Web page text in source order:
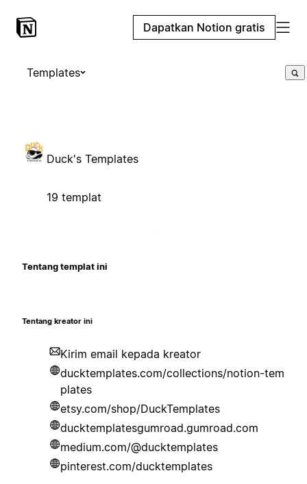
Dapatkan Notion gratis
Templates
Duck's Templates
19 templat
Tentang templat ini
Tentang kreator ini
Kirim email kepada kreator
ducktemplates.com/collections/notion-tem
plates
etsy.com/shop/DuckTemplates
ducktemplatesgumroad.gumroad.com
medium.com/@ducktemplates
pinterest.com/ducktemplates